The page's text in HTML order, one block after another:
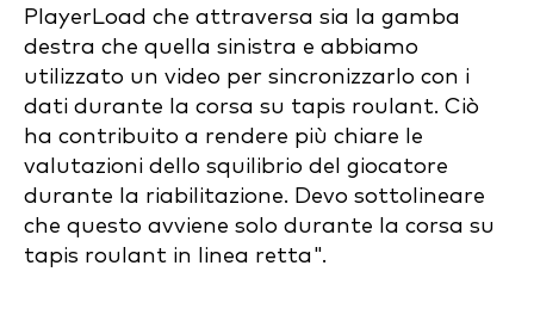
PlayerLoad che attraversa sia la gamba
destra che quella sinistra e abbiamo
utilizzato un video per sincronizzarlo con i
dati durante la corsa su tapis roulant. Ciò
ha contribuito a rendere più chiare le
valutazioni dello squilibrio del giocatore
durante la riabilitazione. Devo sottolineare
che questo avviene solo durante la corsa su
tapis roulant in linea retta".